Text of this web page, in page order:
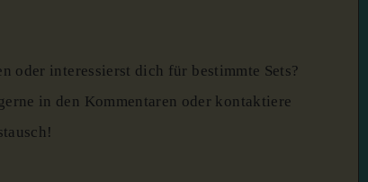
oder interessierst dich für bestimmte Sets?
in den Kommentaren oder kontaktiere